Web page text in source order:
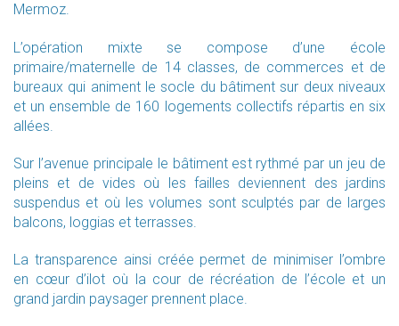
Mermoz.
L’opération mixte se compose d’une école
primaire/maternelle de 14 classes, de commerces et de
bureaux qui animent le socle du bâtiment sur deux niveaux
et un ensemble de 160 logements collectifs répartis en six
allées.
Sur l’avenue principale le bâtiment est rythmé par un jeu de
pleins et de vides où les failles deviennent des jardins
suspendus et où les volumes sont sculptés par de larges
balcons, loggias et terrasses.
La transparence ainsi créée permet de minimiser l’ombre
en cœur d’ilot où la cour de récréation de l’école et un
grand jardin paysager prennent place.